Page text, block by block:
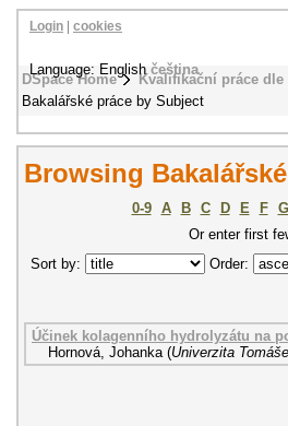
DSpace Home Kvalifikační práce dle
Bakalářské práce by Subject
Login cookies
Language: Englishčeština
Browsing
0-9 A B C D E F G
Or enter first
Sort by:
Order:
Účinek kolagenního hydrolyzátu na
Hornová, Johanka (Univerzita